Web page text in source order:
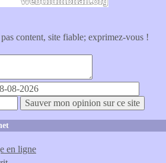
content, site fiable; exprimez-vous !
en ligne